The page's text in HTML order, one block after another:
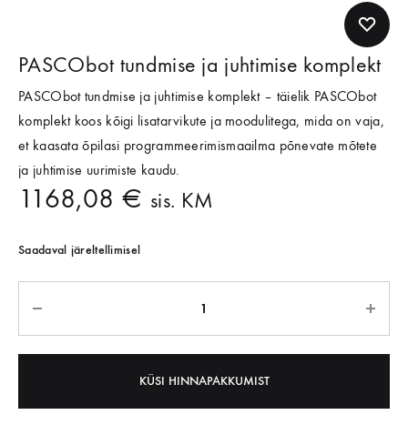
PASCObot tundmise ja juhtimise komplekt
PASCObot tundmise ja juhtimise komplekt – täielik PASCObot
komplekt koos kõigi lisatarvikute ja moodulitega, mida on vaja,
et kaasata õpilasi programmeerimismaailma põnevate mõtete
ja juhtimise uurimiste kaudu.
1168,08 € sis. KM
Saadaval järeltellimisel
KÜSI HINNAPAKKUMIST